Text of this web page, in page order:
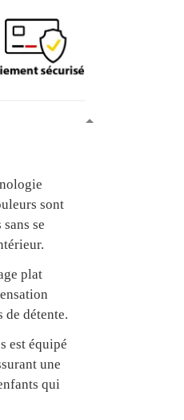
sont
se
plat
de détente.
est équipé
une
qui